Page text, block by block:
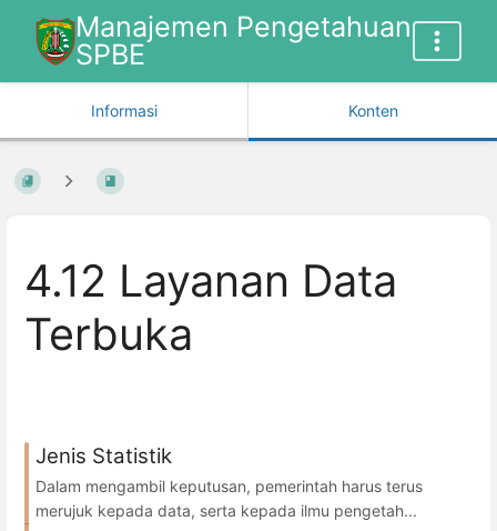
Manajemen Pengetahuan
SPBE
Informasi Konten
4.12 Layanan Data
Terbuka
Jenis Statistik
Dalam mengambil keputusan, pemerintah harus terus
merujuk kepada data, serta kepada ilmu pengetah...